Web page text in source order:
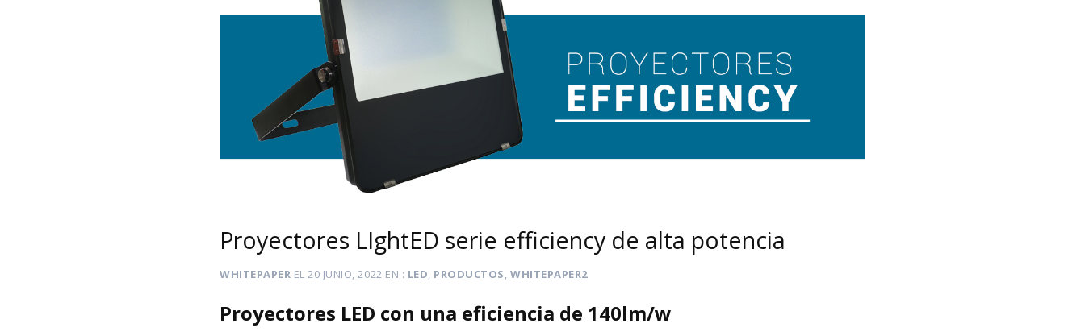
Proyectores LIghtED serie efficiency de alta potencia
WHITEPAPER EL20 JUNIO, 2022 EN LED, PRODUCTOS,WHITEPAPER2
Proyectores LED con una eficiencia de 140lm/w